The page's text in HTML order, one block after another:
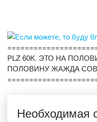
PLZ 60K. ЭТО НА
ПОЛОВИНУ ЖАЖДА
Необходимая